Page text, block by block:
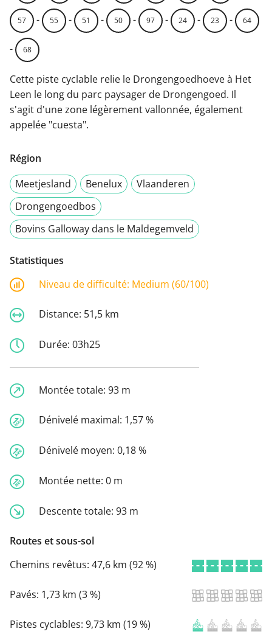
57 - 55 - 51 - 50 - 97 - 24 - 23 - 64
- 68
Cette piste cyclable relie le Drongengoedhoeve à Het
Leen le long du parc paysager de Drongengoed. Il
s'agit d'une zone légèrement vallonnée, également
appelée "cuesta".
Région
Meetjesland
Benelux
Vlaanderen
Drongengoedbos
Bovins Galloway dans le Maldegemveld
Statistiques
Niveau de difficulté: Medium (60/100)
Distance: 51,5 km
Durée: 03h25
Montée totale: 93 m
Dénivelé maximal: 1,57 %
Dénivelé moyen: 0,18 %
Montée nette: 0 m
Descente totale: 93 m
Routes et sous-sol
Chemins revêtus: 47,6 km (92 %)
Pavés: 1,73 km (3 %)
Pistes cyclables: 9,73 km (19 %)